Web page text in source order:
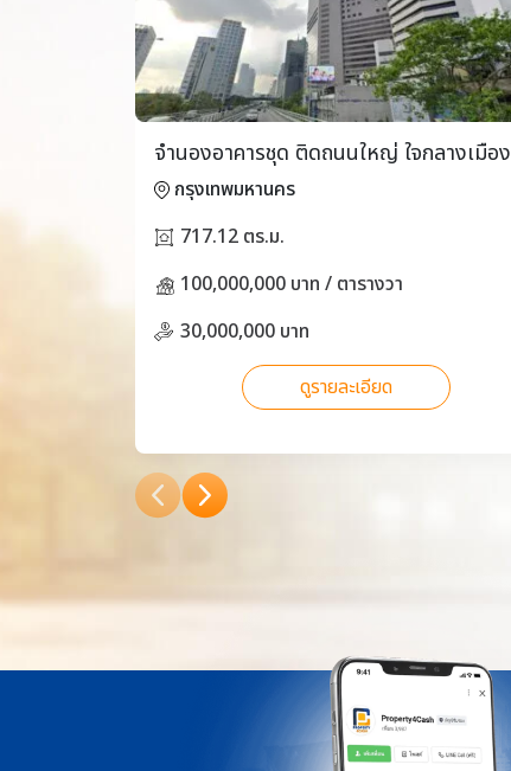
จำนองอาคารชุด ติดถนนใหญ่ ใจกลางเมือง
กรุงเทพมหานคร
717.12 ตร.ม.
100,000,000 บาท / ตารางวา
30,000,000 บาท
ดูรายละเอียด